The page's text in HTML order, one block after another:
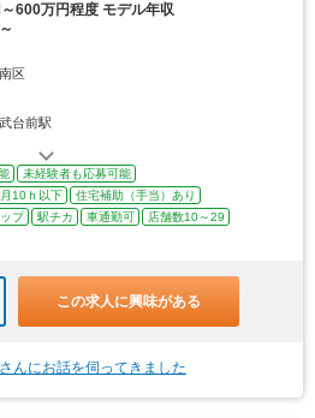
～600万円程度 モデル年収
区
台前駅
未経験者も応募可能
10ｈ以下
住宅補助（手当）あり
プ 駅チカ 車通勤可
店舗数10～29
この求人に興味がある
んにお話を伺ってきました